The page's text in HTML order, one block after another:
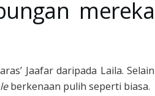
mereka
Jaafar daripada Laila. Selain
berkenaan pulih seperti biasa.